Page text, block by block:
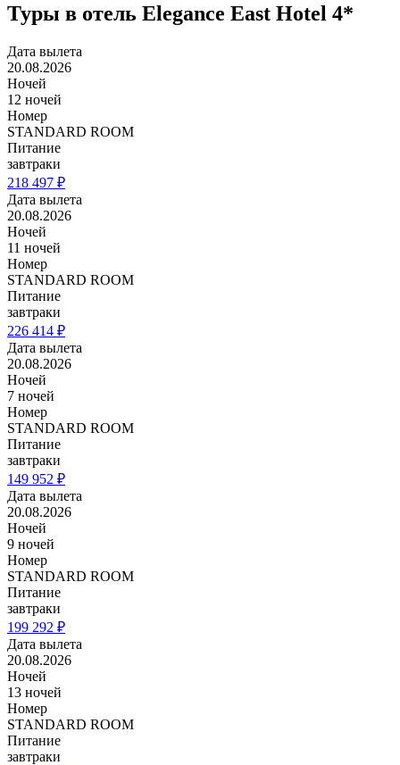
Туры в отель Elegance East Hotel 4*
Дата вылета
20.08.2026
Ночей
12 ночей
Номер
STANDARD ROOM
Питание
завтраки
218 497 ₽
Дата вылета
20.08.2026
Ночей
11 ночей
Номер
STANDARD ROOM
Питание
завтраки
226 414 ₽
Дата вылета
20.08.2026
Ночей
7 ночей
Номер
STANDARD ROOM
Питание
завтраки
149 952 ₽
Дата вылета
20.08.2026
Ночей
9 ночей
Номер
STANDARD ROOM
Питание
завтраки
199 292 ₽
Дата вылета
20.08.2026
Ночей
13 ночей
Номер
STANDARD ROOM
Питание
завтраки